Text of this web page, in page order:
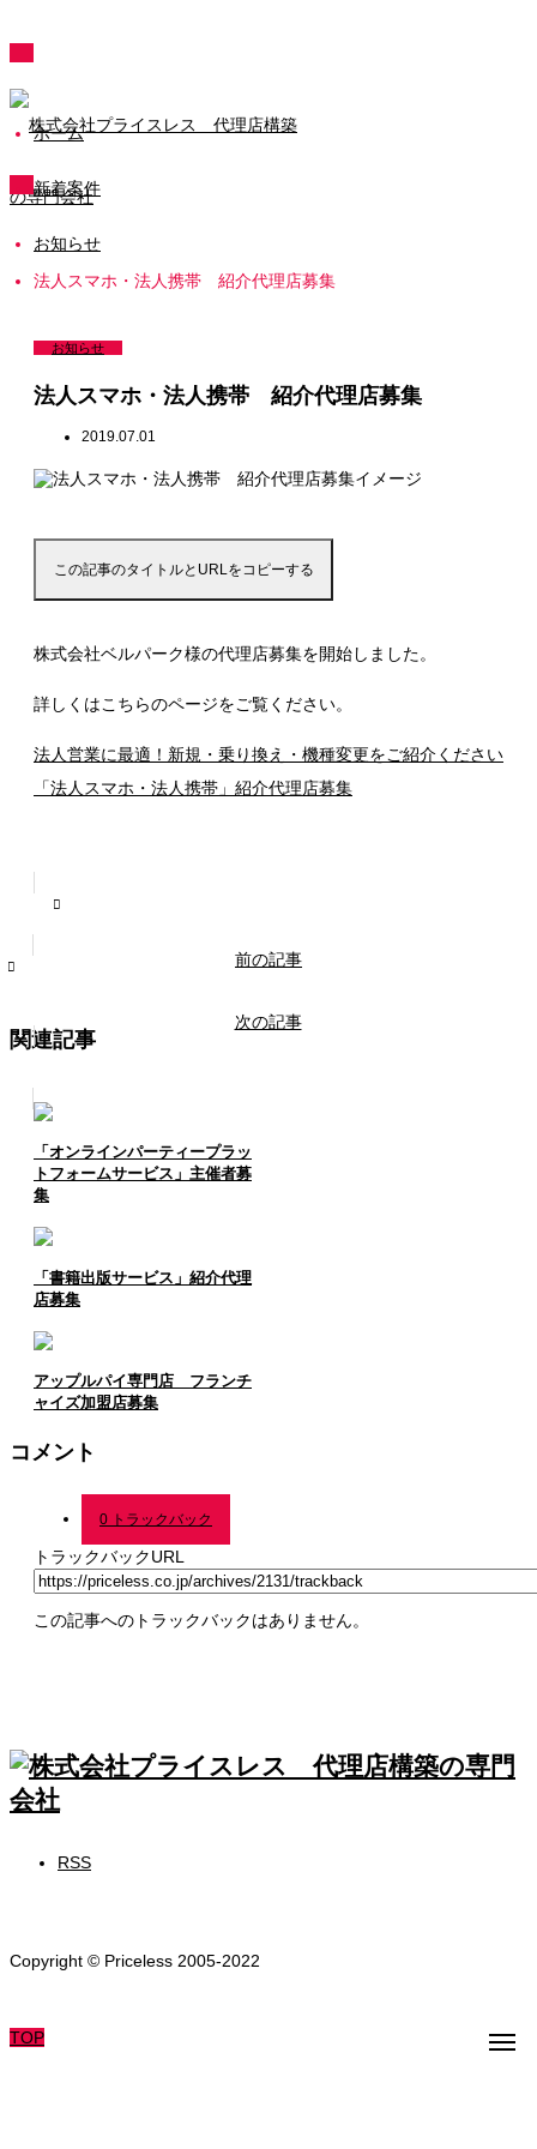
ホーム
新着案件
お知らせ
法人スマホ・法人携帯 紹介代理店募集
お知らせ
法人スマホ・法人携帯 紹介代理店募集
2019.07.01
この記事のタイトルとURLをコピーする
株式会社ベルパーク様の代理店募集を開始しました。
詳しくはこちらのページをご覧ください。
法人営業に最適！新規・乗り換え・機種変更をご紹介ください
「法人スマホ・法人携帯」紹介代理店募集
前の記事
次の記事
関連記事
「オンラインパーティープラッ
トフォームサービス」主催者募
集
「書籍出版サービス」紹介代理
店募集
アップルパイ専門店 フランチ
ャイズ加盟店募集
コメント
0 トラックバック
トラックバックURL
この記事へのトラックバックはありません。
RSS
Copyright © Priceless 2005-2022
TOP